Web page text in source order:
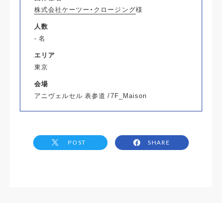
株式会社ケーツー・クロージング様
人数
- 名
エリア
東京
会場
アニヴェルセル 表参道 /7F_Maison
POST SHARE